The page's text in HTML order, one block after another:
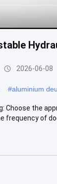
2026-06-08
#aluminium
Choose the
frequency of